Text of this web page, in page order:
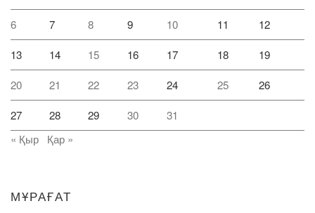
6 7 8 9 10 11 12
13 14 15 16 17 18 19
20 21 22 23 24 25 26
27 28 29 30
31
« Қыр
Қар »
МҰРАҒАТ